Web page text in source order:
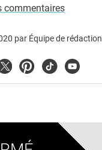
commentaires
par Équipe de
Pinterest
TiktokYoutube